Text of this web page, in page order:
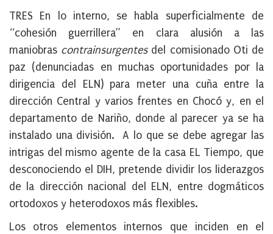
TRES En lo interno, se habla superficialmente de
“cohesión guerrillera” en clara alusión a las
maniobras contrainsurgentes del comisionado Oti de
paz (denunciadas en muchas oportunidades por la
dirigencia del ELN) para meter una cuña entre la
dirección Central y varios frentes en Chocó y, en el
departamento de Nariño, donde al parecer ya se ha
instalado una división. A lo que se debe agregar las
intrigas del mismo agente de la casa EL Tiempo, que
desconociendo el DIH, pretende dividir los liderazgos
de la dirección nacional del ELN, entre dogmáticos
ortodoxos y heterodoxos más flexibles.
Los otros elementos internos que inciden en el